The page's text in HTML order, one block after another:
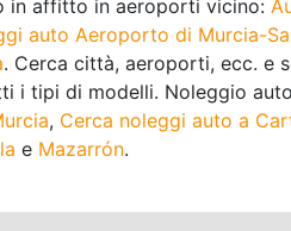
in affitto in aeroporti vicino:
auto Aeroporto di Murcia-
. Cerca città, aeroporti, ecc. e
i tipi di modelli. Noleggio
, Cerca noleggi auto a
e Mazarrón.